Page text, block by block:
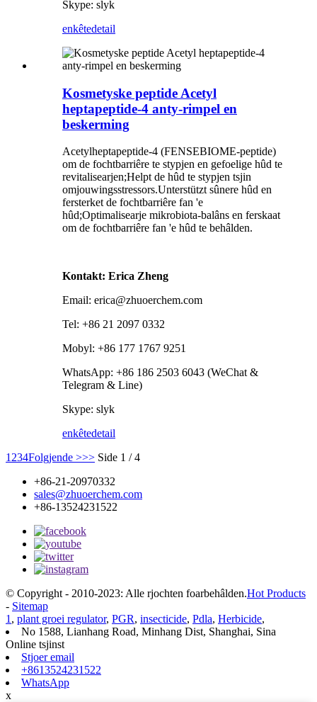
Skype: slyk
enkêtedetail
Kosmetyske peptide Acetyl
heptapeptide-4 anty-rimpel en
beskerming
Acetylheptapeptide-4 (FENSEBIOME-peptide)
om de fochtbarriêre te stypjen en gefoelige hûd te
revitalisearjen;Helpt de hûd te stypjen tsjin
omjouwingsstressors.Unterstützt sûnere hûd en
fersterket de fochtbarriêre fan 'e
hûd;Optimalisearje mikrobiota-balâns en ferskaat
om de fochtbarriêre fan 'e hûd te behâlden.
Kontakt: Erica Zheng
Email: erica@zhuoerchem.com
Tel: +86 21 2097 0332
Mobyl: +86 177 1767 9251
WhatsApp: +86 186 2503 6043 (WeChat &
Telegram & Line)
Skype: slyk
enkêtedetail
1 234Folgjende >>> Side 1 / 4
+86-21-20970332
sales@zhuoerchem.com
+86-13524231522
© Copyright - 2010-2023: Alle rjochten foarbehâlden.Hot Products
- Sitemap
1 , plant groei regulator, PGR, insecticide, Pdla, Herbicide,
No 1588, Lianhang Road, Minhang Dist, Shanghai, Sina
Online tsjinst
Stjoer email
+8613524231522
WhatsApp
x